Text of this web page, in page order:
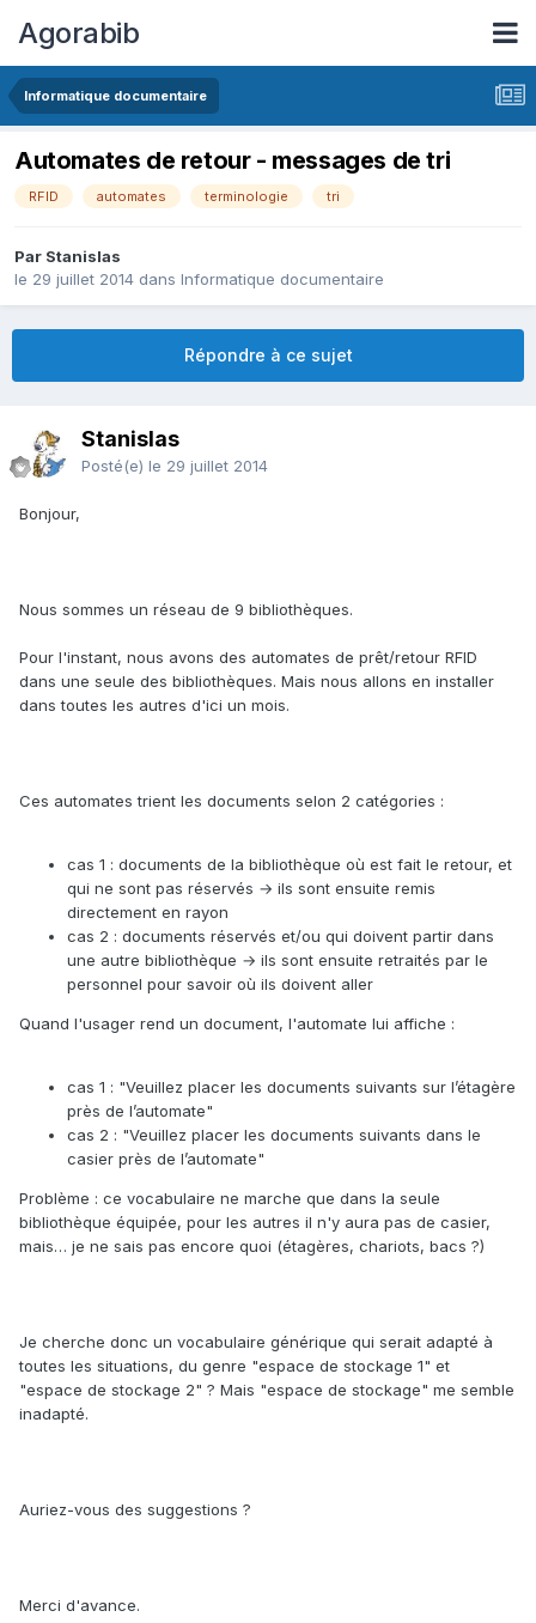
Agorabib
Informatique documentaire
Automates de retour - messages de tri
RFID automates terminologie tri
Par Stanislas
le 29 juillet 2014 dans Informatique documentaire
Répondre à ce sujet
Stanislas
Posté(e) le 29 juillet 2014
Bonjour,
Nous sommes un réseau de 9 bibliothèques.
Pour l'instant, nous avons des automates de prêt/retour RFID
dans une seule des bibliothèques. Mais nous allons en installer
dans toutes les autres d'ici un mois.
Ces automates trient les documents selon 2 catégories :
cas 1 : documents de la bibliothèque où est fait le retour, et
qui ne sont pas réservés → ils sont ensuite remis
directement en rayon
cas 2 : documents réservés et/ou qui doivent partir dans
une autre bibliothèque → ils sont ensuite retraités par le
personnel pour savoir où ils doivent aller
Quand l'usager rend un document, l'automate lui affiche :
cas 1 : "Veuillez placer les documents suivants sur l’étagère
près de l’automate"
cas 2 : "Veuillez placer les documents suivants dans le
casier près de l’automate"
Problème : ce vocabulaire ne marche que dans la seule
bibliothèque équipée, pour les autres il n'y aura pas de casier,
mais… je ne sais pas encore quoi (étagères, chariots, bacs ?)
Je cherche donc un vocabulaire générique qui serait adapté à
toutes les situations, du genre "espace de stockage 1" et
"espace de stockage 2" ? Mais "espace de stockage" me semble
inadapté.
Auriez-vous des suggestions ?
Merci d'avance.